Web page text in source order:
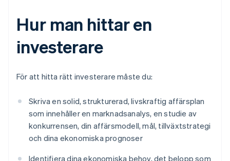
Hur man hittar en
investerare
För att hitta rätt investerare måste du:
Skriva en solid, strukturerad, livskraftig affärsplan
som innehåller en marknadsanalys, en studie av
konkurrensen, din affärsmodell, mål, tillväxtstrategi
och dina ekonomiska prognoser
Identifiera dina ekonomiska behov, det belopp som